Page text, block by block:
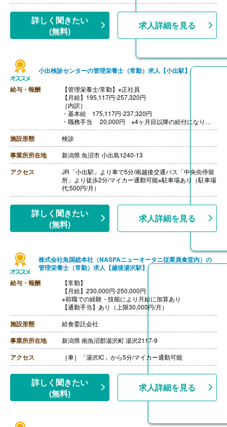
詳しく聞きたい
(無料)
求人詳細を見る
小出検診センターの管理栄養士（常勤）求人【小出駅】
給与・報酬
【管理栄養士/常勤】※正社員
【月給】195,117円-257,320円
［内訳］
・基本給 175,117円-237,320円
・職務手当 20,000円 ※4ヶ月目以降の給付になりま
す
【賞与】年2回（計4.00ヶ月分）※前年度実績
【通勤手当】あり（上限35,000円/月）
【昇給】あり（1月あたり1.91％-）※前年度実績
【退職金】あり※勤続3年以上
施設形態 検診
事業所所在地 新潟県 魚沼市 小出島1240-13
アクセス
JR「小出駅」より車で5分/南越後交通バス「中央街停留
所」より徒歩2分/マイカー通勤可能※駐車場あり（駐車場
代:500円/月）
詳しく聞きたい
(無料)
求人詳細を見る
株式会社魚国総本社（NASPAニューオータニ従業員食堂内）の
管理栄養士（常勤）求人【越後湯沢駅】
給与・報酬
【常勤】
【月給】230,000円-250,000円
※前職での経験・技能により月給に加算あり
【通勤手当】あり（上限30,000円/月）
施設形態 給食委託会社
事業所所在地 新潟県 南魚沼郡湯沢町 湯沢2117-9
アクセス ［車］「湯沢IC」から5分/マイカー通勤可能
詳しく聞きたい
(無料)
求人詳細を見る